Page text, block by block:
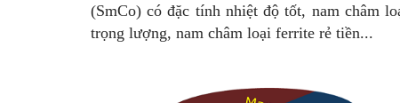
(SmCo) có đặc tính nhiệt độ tốt, nam châm
trọng lượng, nam châm loại ferrite rẻ tiền...